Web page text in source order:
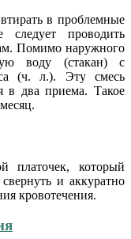
в проблемные
проводить
Помимо наружного
воду (стакан) с
(ч. л.). Эту смесь
в два приема. Такое
платочек, который
и аккуратно
кровотечения.